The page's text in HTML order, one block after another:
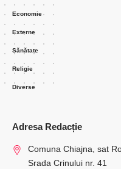
Economie
Externe
Sănătate
Religie
Diverse
Adresa Redacție
Comuna Chiajna, sat
Srada Crinului nr. 41